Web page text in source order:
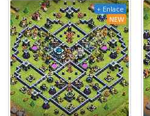
+ Enlace
NEW